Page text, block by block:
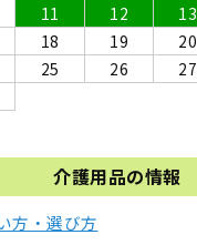
11 12 13
18 19 20
25 26 27
介護用品の情報
方・選び方